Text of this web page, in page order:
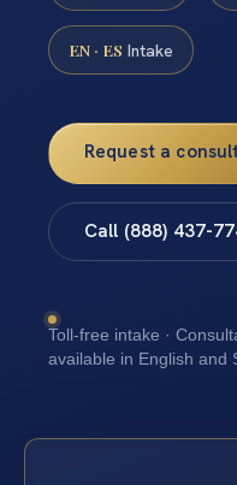
EN · ES Intake
Request a
Call (888) 437-
Toll-free intake ·
available in English and